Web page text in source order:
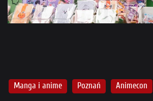
Manga i anime Poznań Animecon